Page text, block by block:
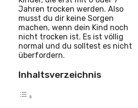
Jahren trocken werden. Also
musst du dir keine Sorgen
machen, wenn dein Kind noch
nicht trocken ist. Es ist völlig
normal und du solltest es nicht
überfordern.
Inhaltsverzeichnis